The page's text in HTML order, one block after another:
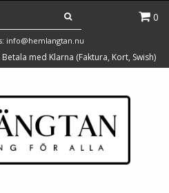
0
info@hemlangtan.nu
Betala med Klarna (Faktura, Kort, Swish)